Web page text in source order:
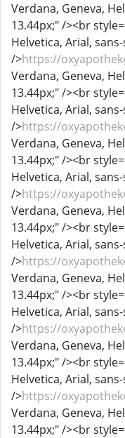
Verdana, Geneva,
13.44px;" /><br
Helvetica, Arial,
/>https://
Verdana, Geneva,
13.44px;" /><br
Helvetica, Arial,
/>https://
Verdana, Geneva,
13.44px;" /><br
Helvetica, Arial,
/>https://
Verdana, Geneva,
13.44px;" /><br
Helvetica, Arial,
/>https://
Verdana, Geneva,
13.44px;" /><br
Helvetica, Arial,
/>https://
Verdana, Geneva,
13.44px;" /><br
Helvetica, Arial,
/>https://
Verdana, Geneva,
13.44px;" /><br